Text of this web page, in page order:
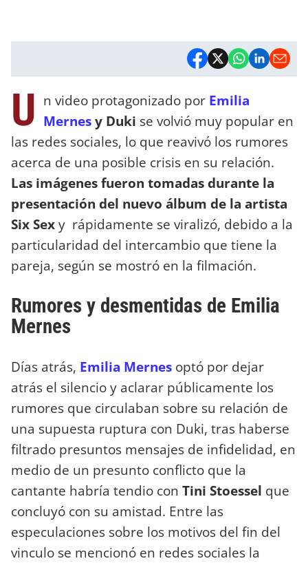
U n video protagonizado por Emilia
Mernesy Duki se volvió muy popular en
las redes sociales, lo que reavivó los rumores
acerca de una posible crisis en su relación.
Las imágenes fueron tomadas durante la
presentación del nuevo álbum de la artista
Six Sexy rápidamente se viralizó, debido a la
particularidad del intercambio que tiene la
pareja, según se mostró en la filmación.
Rumores y desmentidas de Emilia
Mernes
Días atrás, Emilia Mernes optó por dejar
atrás el silencio y aclarar públicamente los
rumores que circulaban sobre su relación de
una supuesta ruptura con Duki, tras haberse
filtrado presuntos mensajes de infidelidad, en
medio de un presunto conflicto que la
cantante habría tendio con Tini Stoessel que
concluyó con su amistad. Entre las
especulaciones sobre los motivos del fin del
vinculo se mencionó en redes sociales la